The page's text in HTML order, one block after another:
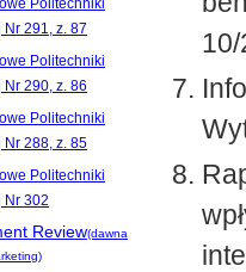
Politechniki
291, z. 87
Politechniki
290, z. 86
Politechniki
288, z. 85
Politechniki
Nr 302
Review(dawna